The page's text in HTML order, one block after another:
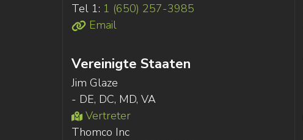
Tel 1: 1 (650) 257-3985
Email
Vereinigte Staaten
Jim Glaze
- DE, DC, MD, VA
Vertreter
Thomco Inc